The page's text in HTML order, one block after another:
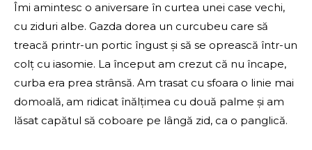
Îmi amintesc o aniversare în curtea unei case vechi,
cu ziduri albe. Gazda dorea un curcubeu care să
treacă printr-un portic îngust și să se oprească într-un
colț cu iasomie. La început am crezut că nu încape,
curba era prea strânsă. Am trasat cu sfoara o linie mai
domoală, am ridicat înălțimea cu două palme și am
lăsat capătul să coboare pe lângă zid, ca o panglică.